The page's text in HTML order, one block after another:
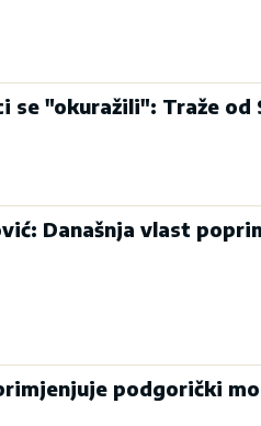
se "okuražili": Traže
Današnja vlast
podgorički